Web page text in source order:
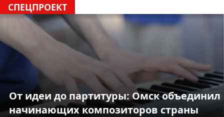
СПЕЦПРОЕКТ
От идеи до партитуры: Омск объединил
начинающих композиторов страны